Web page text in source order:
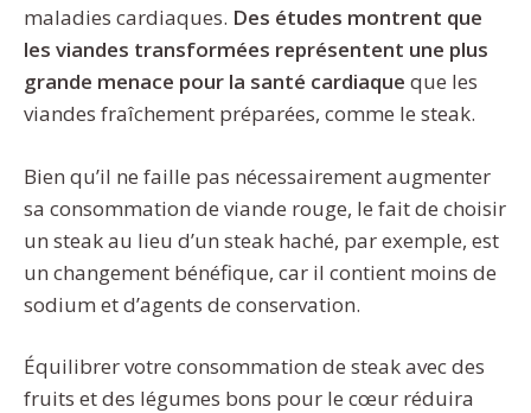
maladies cardiaques. Des études montrent que
les viandes transformées représentent une plus
grande menace pour la santé cardiaque que les
viandes fraîchement préparées, comme le steak.
Bien qu’il ne faille pas nécessairement augmenter
sa consommation de viande rouge, le fait de choisir
un steak au lieu d’un steak haché, par exemple, est
un changement bénéfique, car il contient moins de
sodium et d’agents de conservation.
Équilibrer votre consommation de steak avec des
fruits et des légumes bons pour le cœur réduira